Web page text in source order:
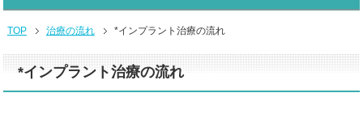
TOP 治療の流れ *インプラント治療の流れ
*インプラント治療の流れ